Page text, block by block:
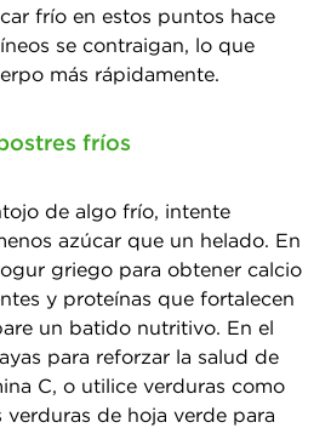
frío en estos puntos hace
se contraigan, lo que
más rápidamente.
fríos
de algo frío, intente
azúcar que un helado. En
griego para obtener calcio
y proteínas que fortalecen
un batido nutritivo. En el
para reforzar la salud de
C, o utilice verduras como
verduras de hoja verde para